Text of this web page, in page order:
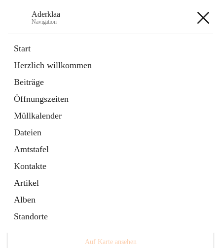
Aderklaa
Navigation
Start
Herzlich willkommen
Beiträge
Öffnungszeiten
Müllkalender
Dateien
Amtstafel
Kontakte
Artikel
Alben
Standorte
6 Schnellzugriffe
Gemeinde
3 Schnellzugriffe
Auf Karte ansehen